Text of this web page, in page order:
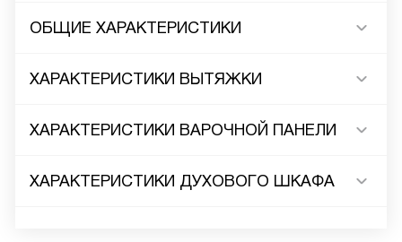
ОБЩИЕ ХАРАКТЕРИСТИКИ
ХАРАКТЕРИСТИКИ ВЫТЯЖКИ
ХАРАКТЕРИСТИКИ ВАРОЧНОЙ ПАНЕЛИ
ХАРАКТЕРИСТИКИ ДУХОВОГО ШКАФА